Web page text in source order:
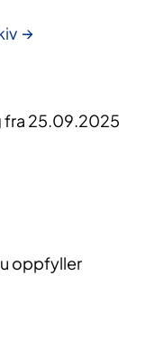
fra 25.09.2025
oppfyller